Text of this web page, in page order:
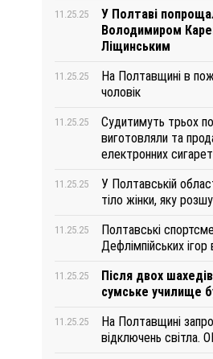
11.25.25
У Полтаві
Володимиром
Ліщинським
11.25.25
На Полтавщині в
чоловік
11.25.25
Судитимуть трьох
виготовляли та
електронних сигарет
11.25.25
У Полтавській
тіло жінки, яку
11.25.25
Полтавські
Дефлімпійських ігор
11.25.25
Після двох
сумське училище
11.25.25
На Полтавщині
відключень світла.